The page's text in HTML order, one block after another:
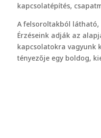
kapcsolatépítés,
A felsoroltakból
Érzéseink adják az
kapcsolatokra vagyunk
tényezője egy boldog,